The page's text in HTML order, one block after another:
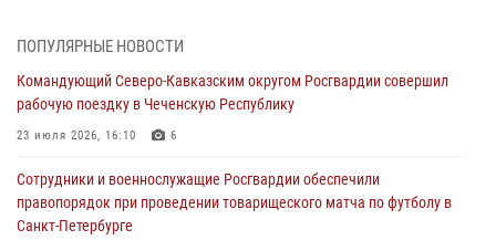
Росгвардии по служебно-боевой стрельбе
07 августа 2026, 07:45
Кубани
07 августа 2026, 06:49 1
ПОПУЛЯРНЫЕ НОВОСТИ
Командующий Северо-Кавказским округом Росгвардии совершил
рабочую поездку в Чеченскую Республику
23 июля 2026, 16:10 6
Сотрудники и военнослужащие Росгвардии обеспечили
правопорядок при проведении товарищеского матча по футболу в
Санкт-Петербурге